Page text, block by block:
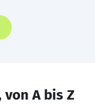
von A bis Z